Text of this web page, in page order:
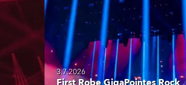
3.7.2026
First Robe GigaPointes Rock